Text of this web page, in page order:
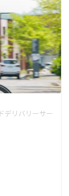
デリバリーサー